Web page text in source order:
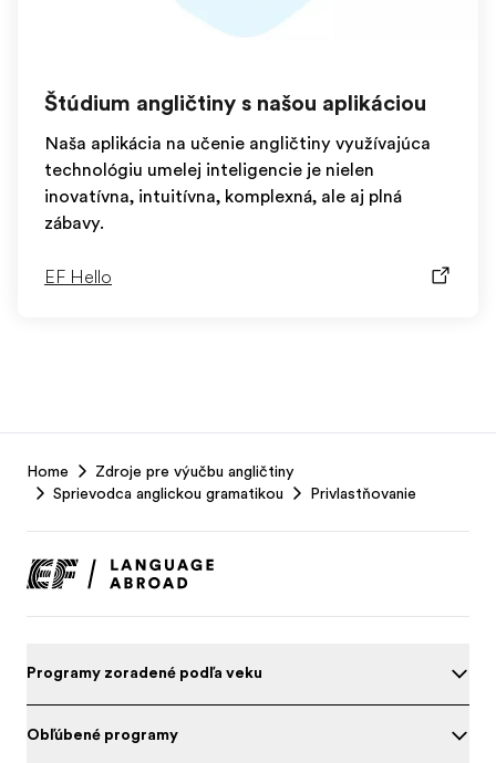
Štúdium angličtiny s našou aplikáciou
Naša aplikácia na učenie angličtiny využívajúca
technológiu umelej inteligencie je nielen
inovatívna, intuitívna, komplexná, ale aj plná
zábavy.
EF Hello
Footer
Home
Zdroje pre výučbu angličtiny
Sprievodca anglickou gramatikou
Privlastňovanie
Programy zoradené podľa veku
Obľúbené programy